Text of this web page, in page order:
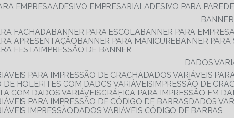
EMPRESA
ADESIVO EMPRESARIAL ADESIVO PARA
FACHADA
BANNER PARA ESCOLA BANNER PARA EMPRESA
APRESENTAÇÃO
BANNER PARA MANICURE BANNER
FESTA IMPRESSÃO DE BANNER
DADOS
PARA IMPRESSÃO DE CRACHÁ
DADOS VARIÁVEIS
DE HOLERITES COM DADOS VARIÁVEIS IMPRESSÃO DE
COM DADOS VARIÁVEIS
GRÁFICA PARA IMPRESSÃO EM
PARA IMPRESSÃO DE CÓDIGO DE BARRAS
DADOS
IMPRESSÃO
DADOS VARIÁVEIS CÓDIGO DE BARRAS